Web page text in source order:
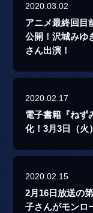
2020.03.02
アニメ最終回目
公開！沢城みゆ
さん出演！
2020.02.17
電子書籍『ねず
化！3月3日（火
2020.02.15
2月16日放送の
子さんがモンロ